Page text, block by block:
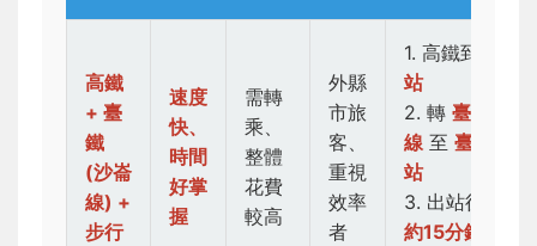
高鐵
+ 臺
鐵
(沙崙
線) +
步行
速度
快、
時間
好掌
握
需轉
乘、
整體
花費
較高
外縣
市旅
客、
重視
效率
者
1. 高鐵到
站
2. 轉 臺鐵沙崙
線 至 臺南保安
站
3. 出站後
約15分鐘